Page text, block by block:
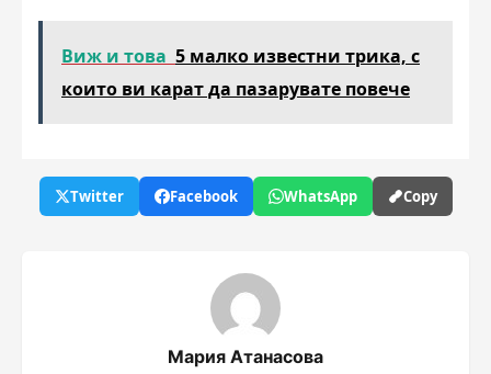
Виж и това 5 малко известни трика, с
които ви карат да пазарувате повече
Twitter Facebook WhatsApp Copy
Мария Атанасова